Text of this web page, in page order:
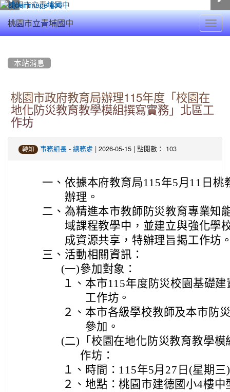
桃園市立青埔國中
本站消息
桃園市政府教育局辦理115年度「校園在
地化防災教育教學模組撰寫實務」北區工
作坊
轉知 事務組長 - 總務處 | 2026-05-15 | 點閱數： 103
一、 依據本府教育局115年5月11日桃
辦理。
二、 為精進本市教師防災教育專業知
域課程教學中，並建立與強化學
成資源共享，特辦理旨揭工作坊
三、 活動相關資訊：
(一)參加對象：
１、 本市115年度防災校園基礎
工作坊。
２、 本市各級學校教師及本市防
參加。
(二) 「校園在地化防災教育教學
作坊：
１、 時間：115年5月27日(星期
２、 地點：桃園市建德國小4樓中